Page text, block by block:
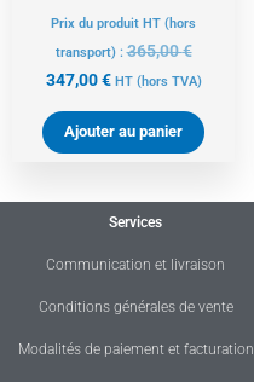
Prix du produit HT (hors
transport) :365,00€
347,00€ HT (hors TVA)
Ajouter au panier
Services
Communication et livraison
Conditions générales de vente
Modalités de paiement et facturation